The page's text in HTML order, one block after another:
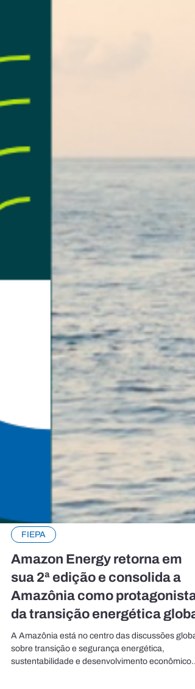
Amazon Energy retorna em
sua 2ª edição e consolida a
Amazônia como protagonista
da transição energética
A Amazônia está no centro das discussões
sobre transição e segurança energética,